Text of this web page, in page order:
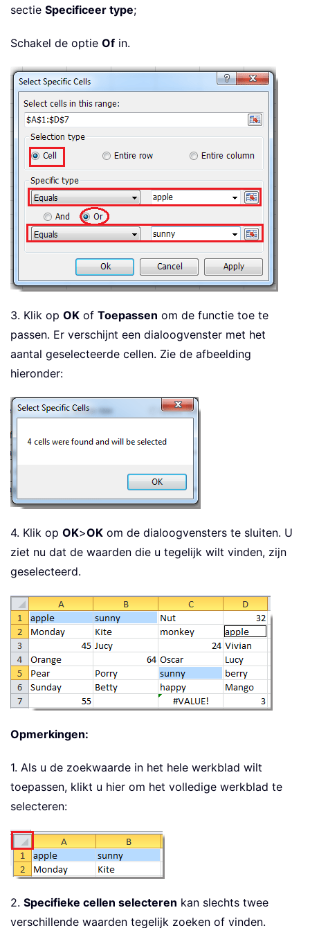
sectie Specificeer type;
Schakel de optie Of in.
3. Klik op OK of Toepassen om de functie toe te
passen. Er verschijnt een dialoogvenster met het
aantal geselecteerde cellen. Zie de afbeelding
hieronder:
4. Klik op OK>OK om de dialoogvensters te sluiten. U
ziet nu dat de waarden die u tegelijk wilt vinden, zijn
geselecteerd.
Opmerkingen:
1. Als u de zoekwaarde in het hele werkblad wilt
toepassen, klikt u hier om het volledige werkblad te
selecteren:
2. Specifieke cellen selecteren kan slechts twee
verschillende waarden tegelijk zoeken of vinden.